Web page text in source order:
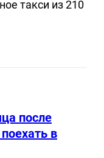
такси из 210
после
в